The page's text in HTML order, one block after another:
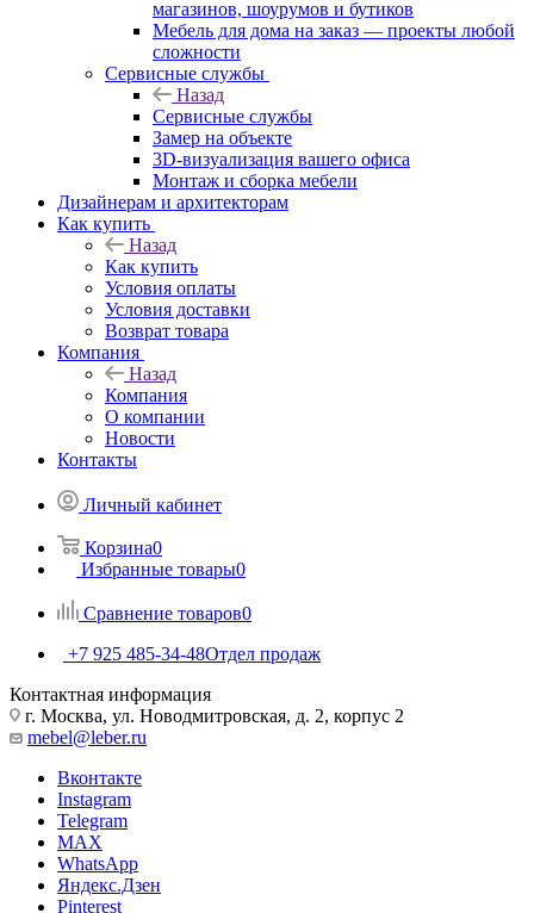
магазинов, шоурумов и бутиков
Мебель для дома на заказ — проекты любой
сложности
Сервисные службы
Назад
Сервисные службы
Замер на объекте
3D-визуализация вашего офиса
Монтаж и сборка мебели
Дизайнерам и архитекторам
Как купить
Назад
Как купить
Условия оплаты
Условия доставки
Возврат товара
Компания
Назад
Компания
О компании
Новости
Контакты
Личный кабинет
Корзина0
Избранные товары0
Сравнение товаров0
+7 925 485-34-48Отдел продаж
Контактная информация
г. Москва, ул. Новодмитровская, д. 2, корпус 2
mebel@leber.ru
Вконтакте
Instagram
Telegram
MAX
WhatsApp
Яндекс.Дзен
Pinterest